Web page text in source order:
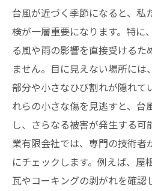
の安全
井澤産業の専門家が教え
関係
家を守るために：台風前
まとめ
井澤産業有限会社│ 熱田
市内および愛知県での施
台風が近づく季節になると、私
検が一層重要になります。特に
る風や雨の影響を直接受けるた
ません。目に見えない場所には
部分や小さなひび割れが隠れて
れらの小さな傷を見逃すと、台
し、さらなる被害が発生する可
業有限会社では、専門の技術者
にチェックします。例えば、屋
瓦やコーキングの剥がれを確認